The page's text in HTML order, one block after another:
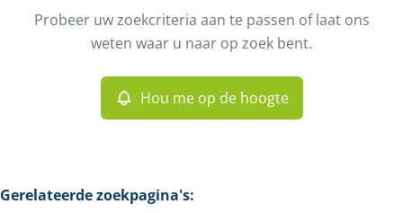
Riemst (3770) Remove
Vakantiewoningen Remove
Hou me op de hoogte
Probeer uw zoekcriteria aan te passen of laat ons
weten waar u naar op zoek bent.
Hou me op de hoogte
Gerelateerde zoekpagina's: